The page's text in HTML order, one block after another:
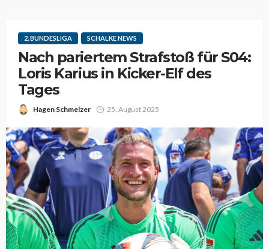
2. BUNDESLIGA SCHALKE NEWS
Nach pariertem Strafstoß für S04:
Loris Karius in Kicker-Elf des
Tages
Hagen Schmelzer 25. August 2025